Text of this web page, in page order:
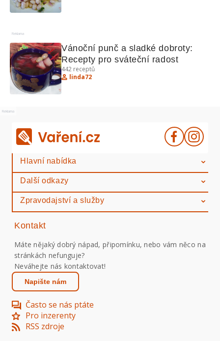
Reklama
Vánoční punč a sladké dobroty:
Recepty pro sváteční radost
442 receptů
linda72
Reklama
Hlavní nabídka
Další odkazy
Zpravodajství a služby
Kontakt
Máte nějaký dobrý nápad, připomínku, nebo vám něco na
stránkách nefunguje?
Neváhejte nás kontaktovat!
Napište nám
Často se nás ptáte
Pro inzerenty
RSS zdroje